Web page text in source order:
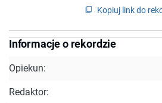
Kopiuj link do
Informacje o rekordzie
Opiekun:
Redaktor: